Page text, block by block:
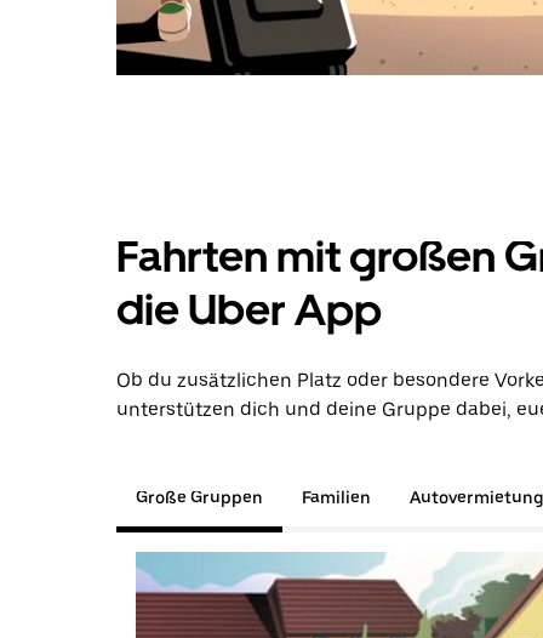
Fahrten mit großen
die Uber App
Ob du zusätzlichen Platz oder besondere
unterstützen dich und deine Gruppe dabei,
Große Gruppen Familien